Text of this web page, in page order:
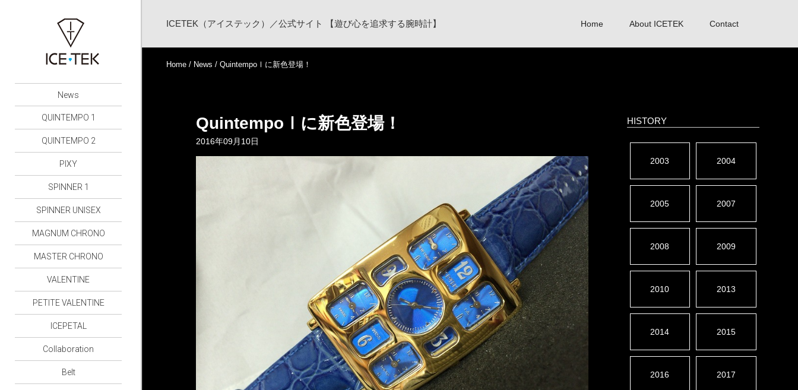
ICETEK（アイステック）／公式サイト 【遊び心を追求する腕時計】 Home About ICETEK Contact
News
QUINTEMPO 1
QUINTEMPO 2
PIXY
SPINNER 1
SPINNER UNISEX
MAGNUM CHRONO
MASTER CHRONO
VALENTINE
PETITE VALENTINE
ICEPETAL
Collaboration
Belt
Home / News / QuintempoⅠに新色登場！
QuintempoⅠに新色登場！
2016年09月10日
HISTORY
2003 2004
2005 2007
2008 2009
2010 2013
2014 2015
2016 2017